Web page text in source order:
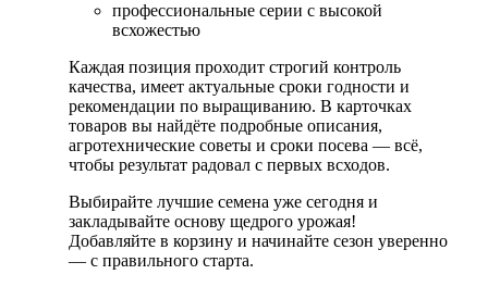
профессиональные серии с высокой
всхожестью
Каждая позиция проходит строгий контроль
качества, имеет актуальные сроки годности и
рекомендации по выращиванию. В карточках
товаров вы найдёте подробные описания,
агротехнические советы и сроки посева — всё,
чтобы результат радовал с первых всходов.
Выбирайте лучшие семена уже сегодня и
закладывайте основу щедрого урожая!
Добавляйте в корзину и начинайте сезон уверенно
— с правильного старта.